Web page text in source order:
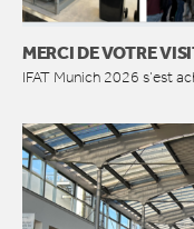
MERCI DE VOTRE
IFAT Munich 2026 s’est